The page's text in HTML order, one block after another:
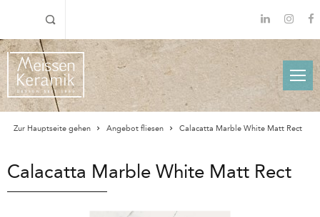
Zur Hauptseite gehen Angebot fliesen Calacatta Marble White Matt Rect
Calacatta Marble White Matt Rect